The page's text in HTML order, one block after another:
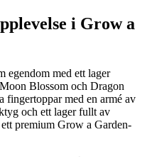
i Grow a
egendom med ett lager
Blossom och Dragon
fingertoppar med en armé av
och ett lager fullt av
premium Grow a Garden-